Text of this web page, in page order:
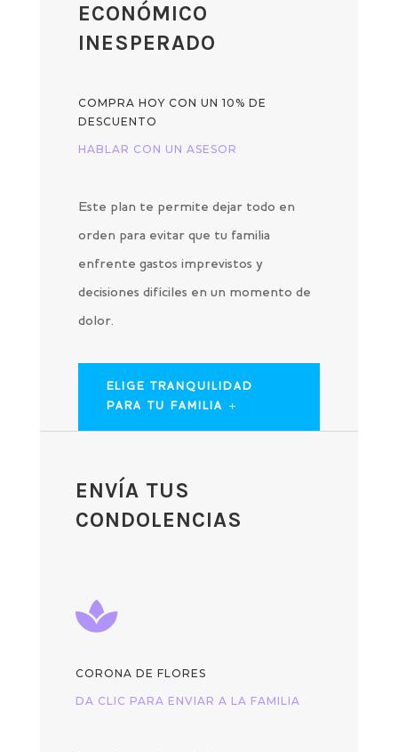
ECONÓMICO
INESPERADO
COMPRA HOY CON UN 10% DE
DESCUENTO
HABLAR CON UN ASESOR
Este plan te permite dejar todo en
orden para evitar que tu familia
enfrente gastos imprevistos y
decisiones difíciles en un momento de
dolor.
ELIGE TRANQUILIDAD
PARA TU FAMILIA
ENVÍA TUS
CONDOLENCIAS

CORONA DE FLORES
DA CLIC PARA ENVIAR A LA FAMILIA